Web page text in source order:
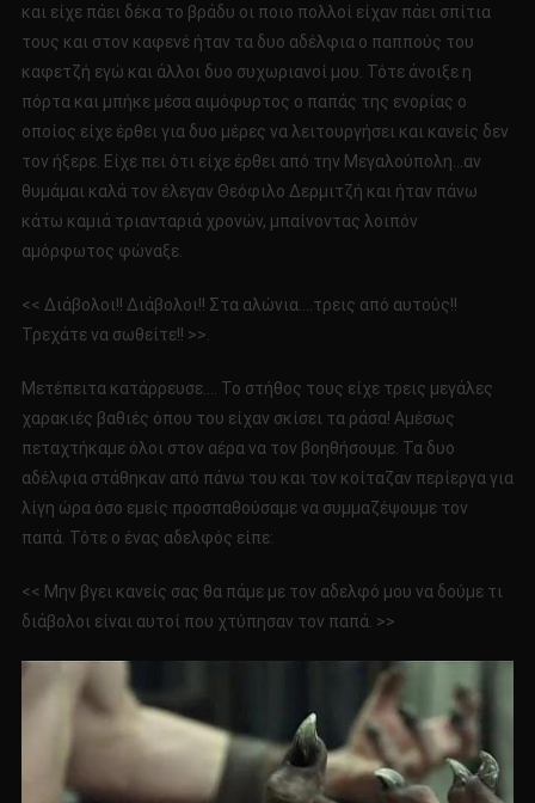
και είχε πάει δέκα το βράδυ οι ποιο πολλοί είχαν πάει σπίτια
τους και στον καφενέ ήταν τα δυο αδέλφια ο παππούς του
καφετζή εγώ και άλλοι δυο συχωριανοί μου. Τότε άνοιξε η
πόρτα και μπήκε μέσα αιμόφυρτος ο παπάς της ενορίας ο
οποίος είχε έρθει για δυο μέρες να λειτουργήσει και κανείς δεν
τον ήξερε. Είχε πει ότι είχε έρθει από την Μεγαλούπολη…αν
θυμάμαι καλά τον έλεγαν Θεόφιλο Δερμιτζή και ήταν πάνω
κάτω καμιά τριανταριά χρονών, μπαίνοντας λοιπόν
αμόρφωτος φώναξε.
<< Διάβολοι!! Διάβολοι!! Στα αλώνια….τρεις από αυτούς!!
Τρεχάτε να σωθείτε!! >>.
Μετέπειτα κατάρρευσε…. Το στήθος τους είχε τρεις μεγάλες
χαρακιές βαθιές όπου του είχαν σκίσει τα ράσα! Αμέσως
πεταχτήκαμε όλοι στον αέρα να τον βοηθήσουμε. Τα δυο
αδέλφια στάθηκαν από πάνω του και τον κοίταζαν περίεργα για
λίγη ώρα όσο εμείς προσπαθούσαμε να συμμαζέψουμε τον
παπά. Τότε ο ένας αδελφός είπε:
<< Μην βγει κανείς σας θα πάμε με τον αδελφό μου να δούμε τι
διάβολοι είναι αυτοί που χτύπησαν τον παπά. >>